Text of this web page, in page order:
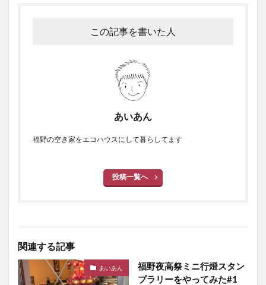
この記事を書いた人
あいあん
福野の空き家をエコハウスにして暮らしてます
投稿一覧へ
関連する記事
あいあん
福野夜高祭ミニ行燈スタン
プラリーをやってみた#1